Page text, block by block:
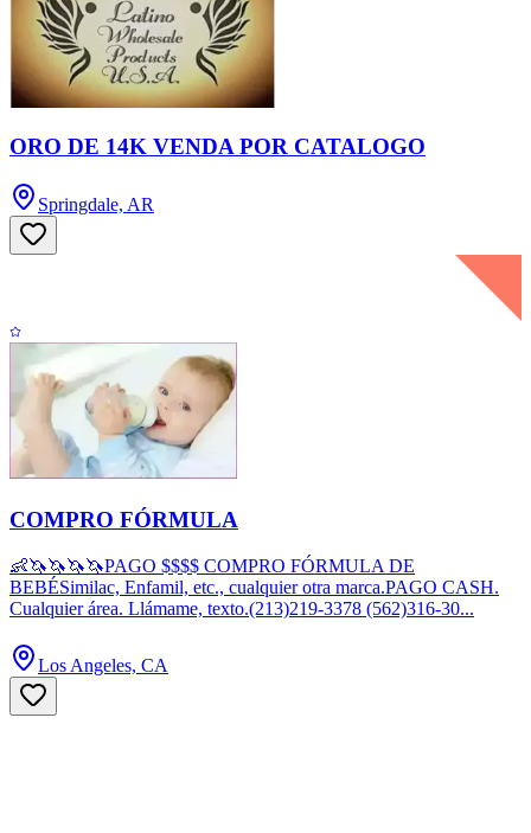
ORO DE 14K VENDA POR CATALOGO
Springdale, AR
COMPRO FÓRMULA
👶🦄🦄🦄🦄PAGO $$$$ COMPRO FÓRMULA DE
BEBÉSimilac, Enfamil, etc., cualquier otra marca.PAGO CASH.
Cualquier área. Llámame, texto.(213)219-3378 (562)316-30...
Los Angeles, CA